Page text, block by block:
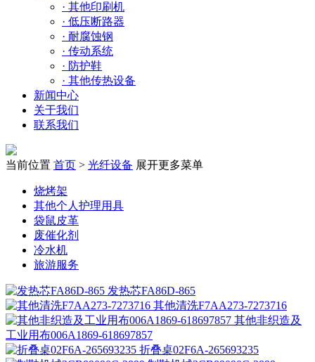
· 其他印刷机
· 低压断路器
· 耐腐蚀钢
· 传动系统
· 防护鞋
· 其他传热设备
新闻中心
关于我们
联系我们
当前位置 首页 > 光纤设备 展开更多菜单
烧烤架
其他个人护理用具
袋鼠皮革
废催化剂
冷水机
旅游服务
发热芯FA86D-865
其他清洗F7AA273-7273716
其他非织造及
工业用布006A1869-618697857
折叠桌02F6A-265693235